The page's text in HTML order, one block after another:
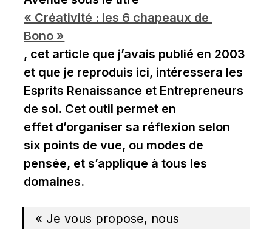
« Créativité : les 6 chapeaux de
Bono »
, cet article que j’avais publié en 2003
et que je reproduis ici, intéressera les
Esprits Renaissance et Entrepreneurs
de soi. Cet outil permet en
effet d’organiser sa réflexion selon
six points de vue, ou modes de
pensée, et s’applique à tous les
domaines.
« Je vous propose, nous